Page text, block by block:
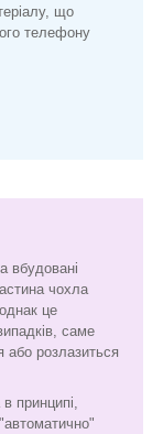
що
телефону
вбудовані
чохла
це
саме
або розлазиться
принципі,